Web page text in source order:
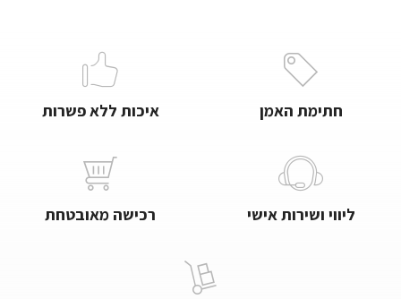
חתימת האמן איכות ללא פשרות
ליווי ושירות אישי רכישה מאובטחת